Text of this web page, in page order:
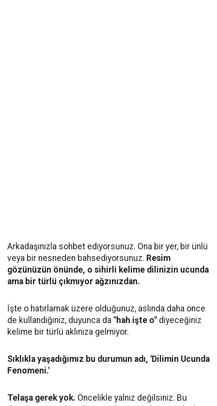
Arkadaşınızla sohbet ediyorsunuz. Ona bir yer, bir ünlü
veya bir nesneden bahsediyorsunuz. Resim
gözünüzün önünde, o sihirli kelime dilinizin ucunda
ama bir türlü çıkmıyor ağzınızdan.
İşte o hatırlamak üzere olduğunuz, aslında daha önce
de kullandığınız, duyunca da "hah işte o" diyeceğiniz
kelime bir türlü aklınıza gelmiyor.
Sıklıkla yaşadığımız bu durumun adı, 'Dilimin Ucunda
Fenomeni.'
Telaşa gerek yok. Öncelikle yalnız değilsiniz. Bu